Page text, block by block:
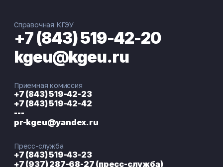
Справочная КГЭУ
+7 (843) 519-42-20
kgeu@kgeu.ru
Приемная комиссия
+7 (843) 519-42-23
+7 (843) 519-42-42
---
pr-kgeu@yandex.ru
Пресс-служба
+7 (843) 519-43-23
+7 (937) 287-68-27 (пресс-служба)